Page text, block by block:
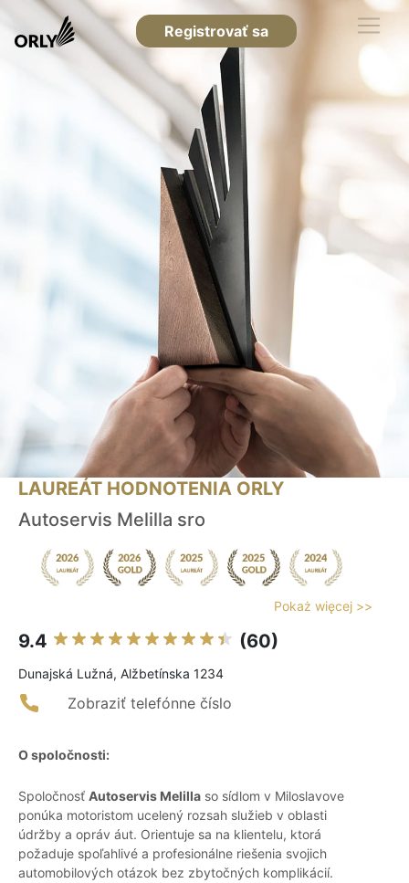
Registrovať sa
LAUREÁT HODNOTENIA ORLY
Autoservis Melilla sro
Pokaż więcej >>
9.4 (60)
Dunajská Lužná, Alžbetínska 1234
Zobraziť telefónne číslo
O spoločnosti:
Spoločnosť Autoservis Melilla so sídlom v Miloslavove
ponúka motoristom ucelený rozsah služieb v oblasti
údržby a opráv áut. Orientuje sa na klientelu, ktorá
požaduje spoľahlivé a profesionálne riešenia svojich
automobilových otázok bez zbytočných komplikácií.